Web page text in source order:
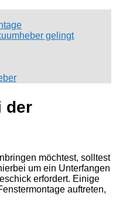
gelingt
der
möchtest, solltest
um ein Unterfangen
erfordert. Einige
auftreten,